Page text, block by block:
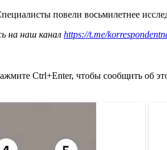
повели восьмилетнее
на наш канал https://t.me/
Ctrl+Enter, чтобы сообщить об